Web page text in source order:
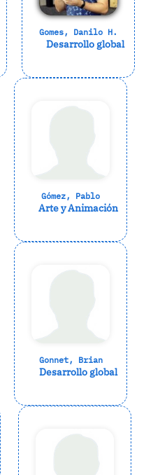
Gomes, Danilo H.
Desarrollo global
Gómez, Pablo
Arte y Animación
Gonnet, Brian
Desarrollo global